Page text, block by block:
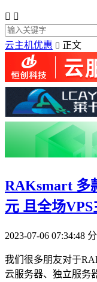
 
云主机优惠  正文
RAKsmart 多
元 且全场
2023-07-06 07:34:48
我们很多朋友对于
云服务器、独立服务